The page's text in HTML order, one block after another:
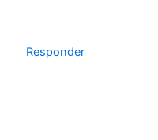
Responder